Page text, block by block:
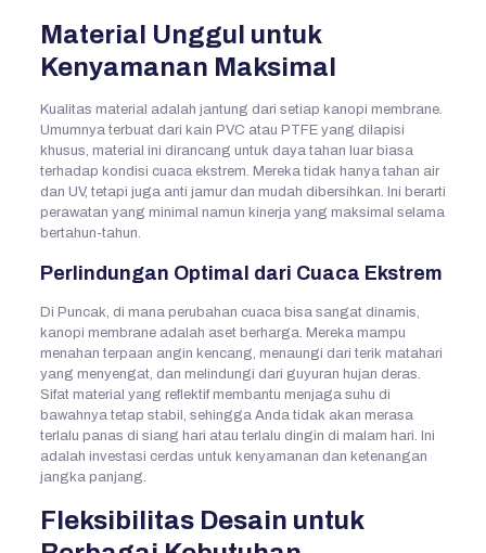
Material Unggul untuk
Kenyamanan Maksimal
Kualitas material adalah jantung dari setiap kanopi membrane.
Umumnya terbuat dari kain PVC atau PTFE yang dilapisi
khusus, material ini dirancang untuk daya tahan luar biasa
terhadap kondisi cuaca ekstrem. Mereka tidak hanya tahan air
dan UV, tetapi juga anti jamur dan mudah dibersihkan. Ini berarti
perawatan yang minimal namun kinerja yang maksimal selama
bertahun-tahun.
Perlindungan Optimal dari Cuaca Ekstrem
Di Puncak, di mana perubahan cuaca bisa sangat dinamis,
kanopi membrane adalah aset berharga. Mereka mampu
menahan terpaan angin kencang, menaungi dari terik matahari
yang menyengat, dan melindungi dari guyuran hujan deras.
Sifat material yang reflektif membantu menjaga suhu di
bawahnya tetap stabil, sehingga Anda tidak akan merasa
terlalu panas di siang hari atau terlalu dingin di malam hari. Ini
adalah investasi cerdas untuk kenyamanan dan ketenangan
jangka panjang.
Fleksibilitas Desain untuk